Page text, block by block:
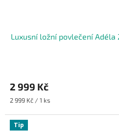
Luxusní ložní povlečení Adéla
2 999 Kč
Měrná
2 999 Kč / 1 ks
Tip